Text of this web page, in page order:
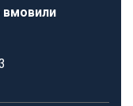
вмовили